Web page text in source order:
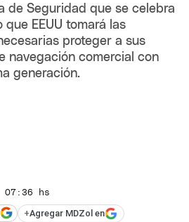
de Seguridad que se celebra
EEUU tomará las
proteger a sus
navegación comercial con
generación.
hs
+Agregar MDZol en